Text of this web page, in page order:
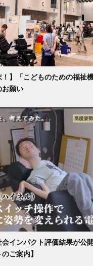
！】「こどものための福祉
お願い
会インパクト評価結果が公
ご案内】